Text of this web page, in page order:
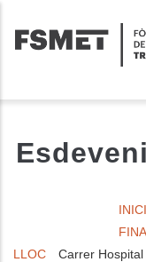
contingut
INICI
LLOC
Carrer